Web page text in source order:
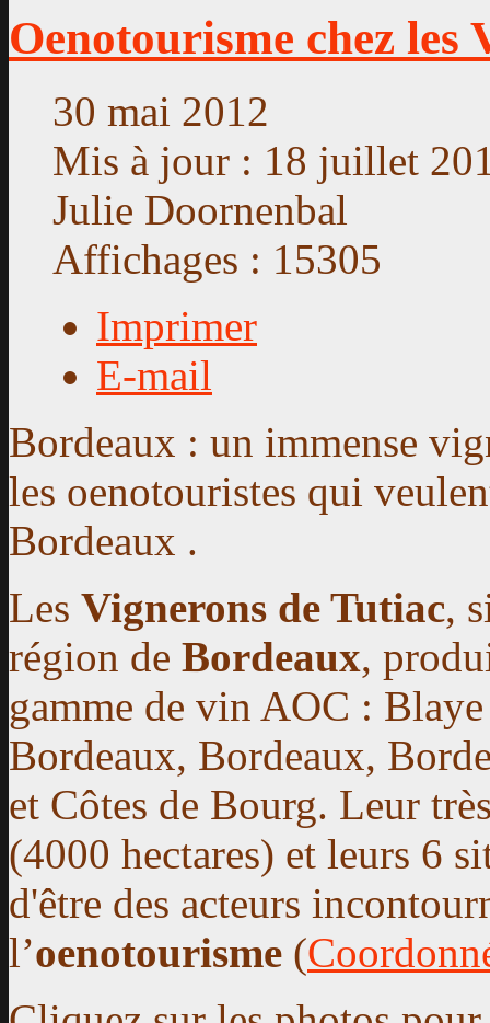
Oenotourisme chez les
30 mai 2012
Mis à jour : 18 juillet
Julie Doornenbal
Affichages : 15305
Imprimer
E-mail
Bordeaux : un immense
les oenotouristes qui
Bordeaux .
Les Vignerons de Tutiac,
région de Bordeaux,
gamme de vin AOC : Blaye
Bordeaux, Bordeaux,
et Côtes de Bourg. Leur
(4000 hectares) et leurs 6
d'être des acteurs
l’oenotourisme (